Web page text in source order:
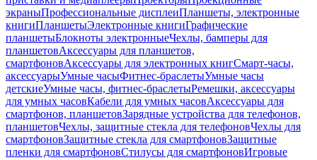
экраныПрофессиональные дисплеиПланшеты, электронные
книгиПланшетыЭлектронные книгиГрафические
планшетыБлокноты электронныеЧехлы, бамперы для
планшетовАксессуары для планшетов,
смартфоновАксессуары для электронных книгСмарт-часы,
аксессуарыУмные часыФитнес-браслетыУмные часы
детскиеУмные часы, фитнес-браслетыРемешки, аксессуары
для умных часовКабели для умных часовАксессуары для
смартфонов, планшетовЗарядные устройства для телефонов,
планшетовЧехлы, защитные стекла для телефоновЧехлы для
смартфоновЗащитные стекла для смартфоновЗащитные
пленки для смартфоновСтилусы для смартфоновИгровые